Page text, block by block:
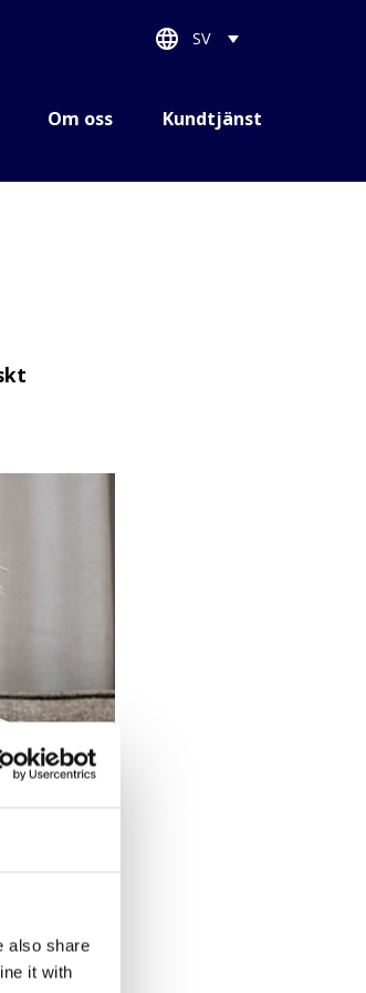
also share
it with
SV
Om oss Kundtjänst
10 år